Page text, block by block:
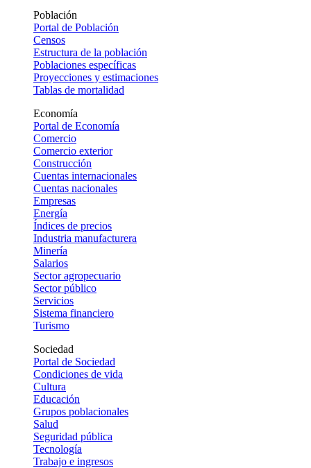
Población
Portal de Población
Censos
Estructura de la población
Poblaciones específicas
Proyecciones y estimaciones
Tablas de mortalidad
Economía
Portal de Economía
Comercio
Comercio exterior
Construcción
Cuentas internacionales
Cuentas nacionales
Empresas
Energía
Índices de precios
Industria manufacturera
Minería
Salarios
Sector agropecuario
Sector público
Servicios
Sistema financiero
Turismo
Sociedad
Portal de Sociedad
Condiciones de vida
Cultura
Educación
Grupos poblacionales
Salud
Seguridad pública
Tecnología
Trabajo e ingresos